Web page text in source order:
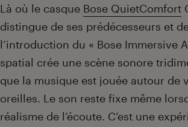
Là où le casque Bose QuietComfort
distingue de ses prédécesseurs et
l’introduction du « Bose Immersive
spatial crée une scène sonore
que la musique est jouée autour de
oreilles. Le son reste fixe même
réalisme de l’écoute. C’est une